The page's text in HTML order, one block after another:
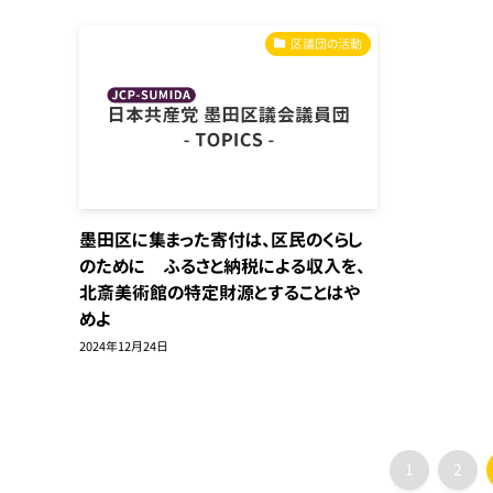
区議団の活動
墨田区に集まった寄付は、区民のくらし
のために ふるさと納税による収入を、
北斎美術館の特定財源とすることはや
めよ
2024年12月24日
1 2